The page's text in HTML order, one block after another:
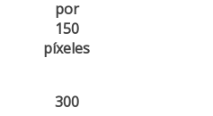
por
150
píxeles
300